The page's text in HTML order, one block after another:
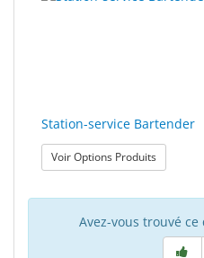
Station-service Bartender
Voir Options Produits: Station-
Avez-vous trouvé